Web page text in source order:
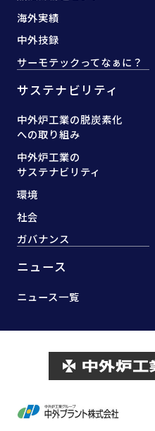
海外実績
中外技録
サーモテックってなぁに？
サステナビリティ
中外炉工業の脱炭素化
への取り組み
中外炉工業の
サステナビリティ
環境
社会
ガバナンス
ニュース
ニュース一覧